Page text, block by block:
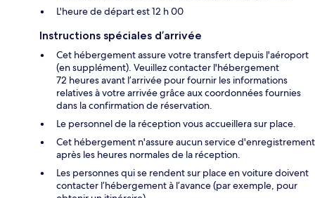
L'heure de départ est 12 h 00
Instructions spéciales d’arrivée
Cet hébergement assure votre transfert depuis l'aéroport
(en supplément). Veuillez contacter l'hébergement
72 heures avant l’arrivée pour fournir les informations
relatives à votre arrivée grâce aux coordonnées fournies
dans la confirmation de réservation.
Le personnel de la réception vous accueillera sur place.
Cet hébergement n'assure aucun service d'enregistrement
après les heures normales de la réception.
Les personnes qui se rendent sur place en voiture doivent
contacter l’hébergement à l’avance (par exemple, pour